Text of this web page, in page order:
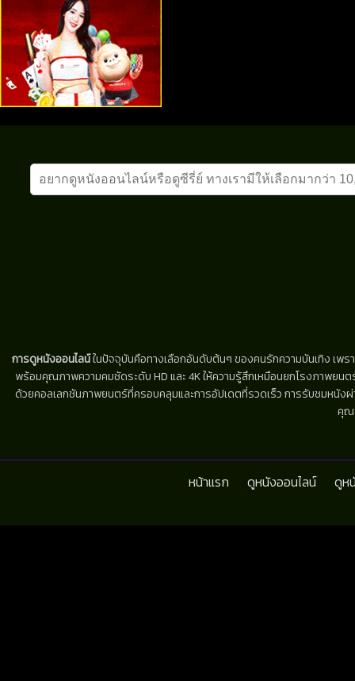
การดูหนังออนไลน์ในปัจจุบันคือทางเลือกอันดับต้นๆ ของคนรักความบันเทิง เพร
พร้อมคุณภาพความคมชัดระดับ HD และ 4K ให้ความรู้สึกเหมือนยกโรงภาพยน
ด้วยคอลเลกชันภาพยนตร์ที่ครอบคลุมและการอัปเดตที่รวดเร็ว การรับชมหนัง
คุณ
หน้าแรก ดูหนังออนไลน์ ดูห